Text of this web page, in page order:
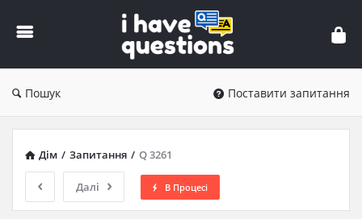
iHaveQuestions
Пошук Поставити запитання
Дім / Запитання / Q 3261
Далі В Процесі